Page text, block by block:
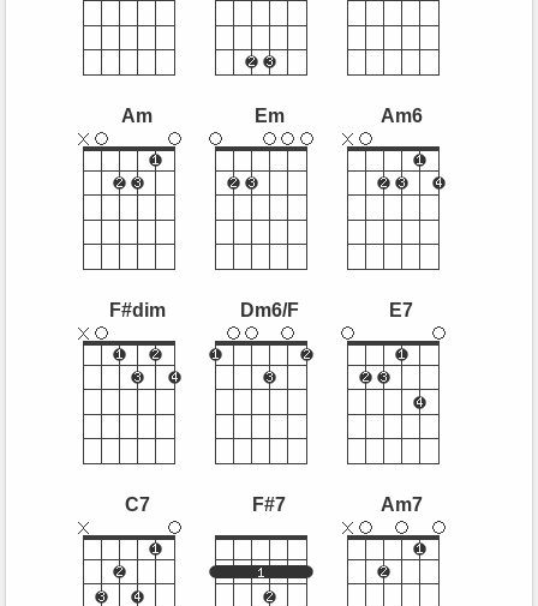
Am Em Am6
F#dim Dm6/F E7
C7 F#7 Am7